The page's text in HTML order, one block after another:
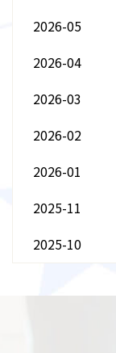
2026-05
2026-04
2026-03
2026-02
2026-01
2025-11
2025-10